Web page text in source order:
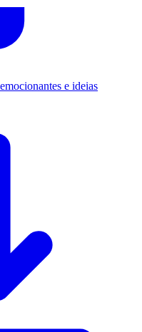
e ideias